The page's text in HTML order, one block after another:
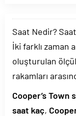
Saat Nedir?
İki farklı zaman
oluşturulan
rakamları
Cooper’s Town
saat kaç,